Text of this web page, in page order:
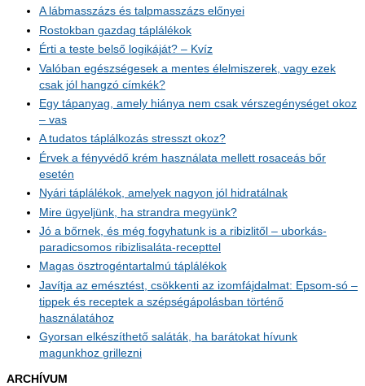
A lábmasszázs és talpmasszázs előnyei
Rostokban gazdag táplálékok
Érti a teste belső logikáját? – Kvíz
Valóban egészségesek a mentes élelmiszerek, vagy ezek
csak jól hangzó címkék?
Egy tápanyag, amely hiánya nem csak vérszegénységet okoz
– vas
A tudatos táplálkozás stresszt okoz?
Érvek a fényvédő krém használata mellett rosaceás bőr
esetén
Nyári táplálékok, amelyek nagyon jól hidratálnak
Mire ügyeljünk, ha strandra megyünk?
Jó a bőrnek, és még fogyhatunk is a ribizlitől – uborkás-
paradicsomos ribizlisaláta-recepttel
Magas ösztrogéntartalmú táplálékok
Javítja az emésztést, csökkenti az izomfájdalmat: Epsom-só –
tippek és receptek a szépségápolásban történő
használatához
Gyorsan elkészíthető saláták, ha barátokat hívunk
magunkhoz grillezni
ARCHÍVUM